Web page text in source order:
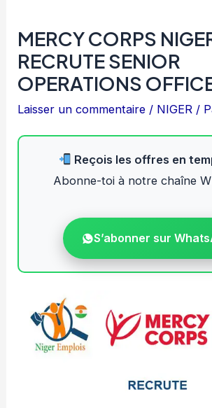
MERCY CORPS
RECRUTE SENIOR
OPERATIONS
Laisser un commentaire / NIGER /
Reçois les offres en
Abonne-toi à notre chaîne
S’abonner sur